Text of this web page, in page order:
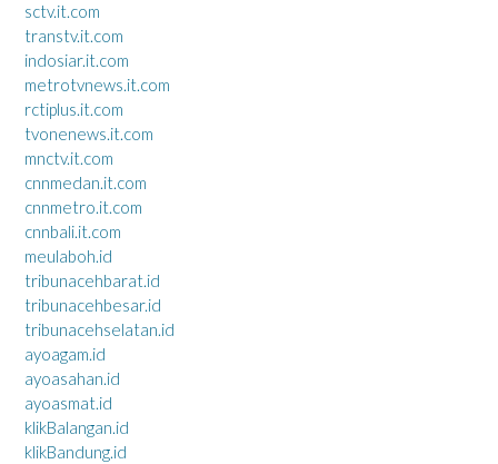
sctv.it.com
transtv.it.com
indosiar.it.com
metrotvnews.it.com
rctiplus.it.com
tvonenews.it.com
mnctv.it.com
cnnmedan.it.com
cnnmetro.it.com
cnnbali.it.com
meulaboh.id
tribunacehbarat.id
tribunacehbesar.id
tribunacehselatan.id
ayoagam.id
ayoasahan.id
ayoasmat.id
klikBalangan.id
klikBandung.id